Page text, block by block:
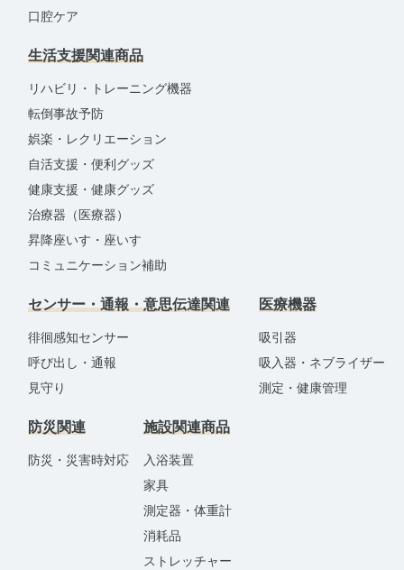
口腔ケア
生活支援関連商品
リハビリ・トレーニング機器
転倒事故予防
娯楽・レクリエーション
自活支援・便利グッズ
健康支援・健康グッズ
治療器（医療器）
昇降座いす・座いす
コミュニケーション補助
センサー・通報・意思伝達関連
徘徊感知センサー
呼び出し・通報
見守り
医療機器
吸引器
吸入器・ネブライザー
測定・健康管理
防災関連
防災・災害時対応
施設関連商品
入浴装置
家具
測定器・体重計
消耗品
ストレッチャー